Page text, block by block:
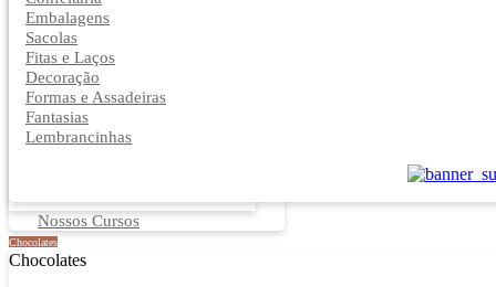
Embalagens
Sacolas
Fitas e Laços
Decoração
Formas e Assadeiras
Fantasias
Lembrancinhas
Nossos Cursos
Chocolates
Chocolates